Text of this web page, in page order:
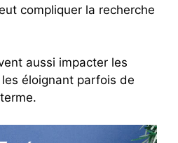
compliquer la recherche
aussi impacter les
éloignant parfois de